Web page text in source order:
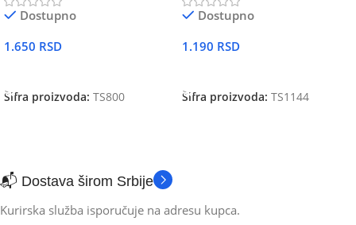
Dostupno
1.650 RSD
Šifra proizvoda: TS800
Dostupno
1.190 RSD
Šifra proizvoda: TS1144
📬 Dostava širom Srbije
Kurirska služba isporučuje na adresu kupca.